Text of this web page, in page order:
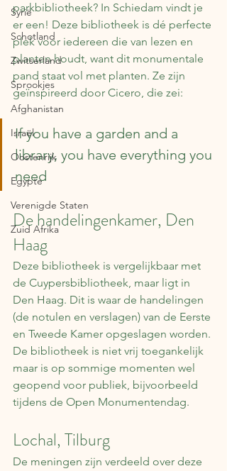
Syrië
Schotland
Zwitserland
Sprookjes
Afghanistan
Israël
Oostenrijk
Egypte
Verenigde Staten
Zuid Afrika
parkbibliotheek? In Schiedam vindt je
er een! Deze bibliotheek is dé perfecte
plek voor iedereen die van lezen en
planten houdt, want dit monumentale
pand staat vol met planten. Ze zijn
geïnspireerd door Cicero, die zei:
If you have a garden and a
library, you have everything you
need
De handelingenkamer, Den
Haag
Deze bibliotheek is vergelijkbaar met
de Cuypersbibliotheek, maar ligt in
Den Haag. Dit is waar de handelingen
(de notulen en verslagen) van de Eerste
en Tweede Kamer opgeslagen worden.
De bibliotheek is niet vrij toegankelijk
maar is op sommige momenten wel
geopend voor publiek, bijvoorbeeld
tijdens de Open Monumentendag.
Lochal, Tilburg
De meningen zijn verdeeld over deze